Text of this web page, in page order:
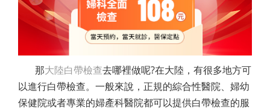
那大陸白帶檢查去哪裡做呢?在大陸，有很多地方可
以進行白帶檢查。一般來說，正規的綜合性醫院、婦幼
保健院或者專業的婦產科醫院都可以提供白帶檢查的服